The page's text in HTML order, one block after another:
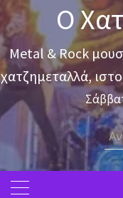
Ο
Metal & Rock
χατζημεταλλά,